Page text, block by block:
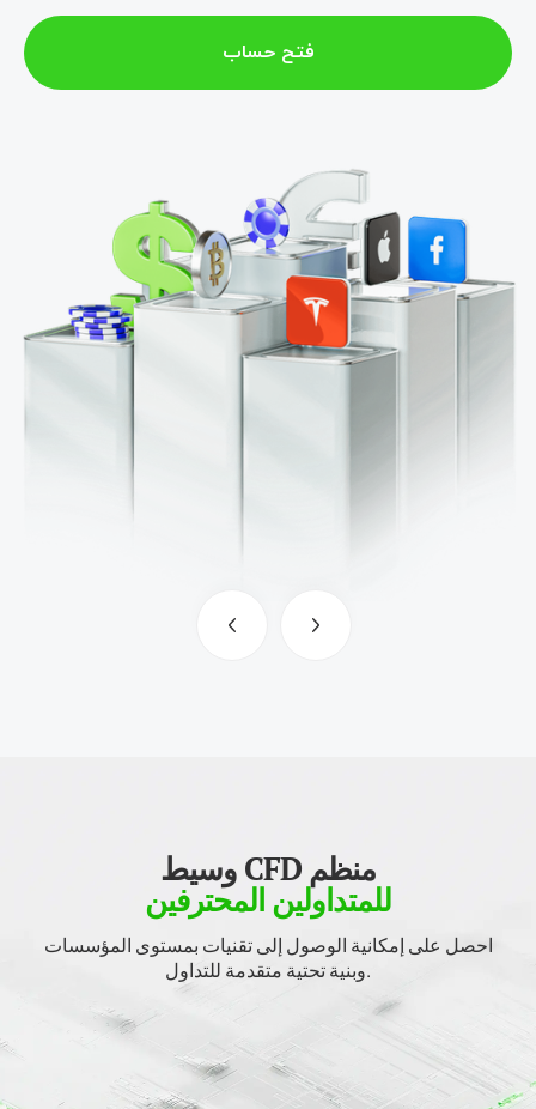
فتح حساب
وسيط CFD منظم
للمتداولين المحترفين
احصل على إمكانية الوصول إلى تقنيات بمستوى المؤسسات
وبنية تحتية متقدمة للتداول.